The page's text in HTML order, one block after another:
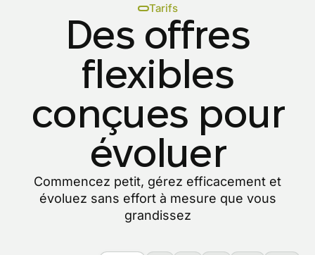
Tarifs
Des offres
flexibles
conçues pour
évoluer
Commencez petit, gérez efficacement et
évoluez sans effort à mesure que vous
grandissez